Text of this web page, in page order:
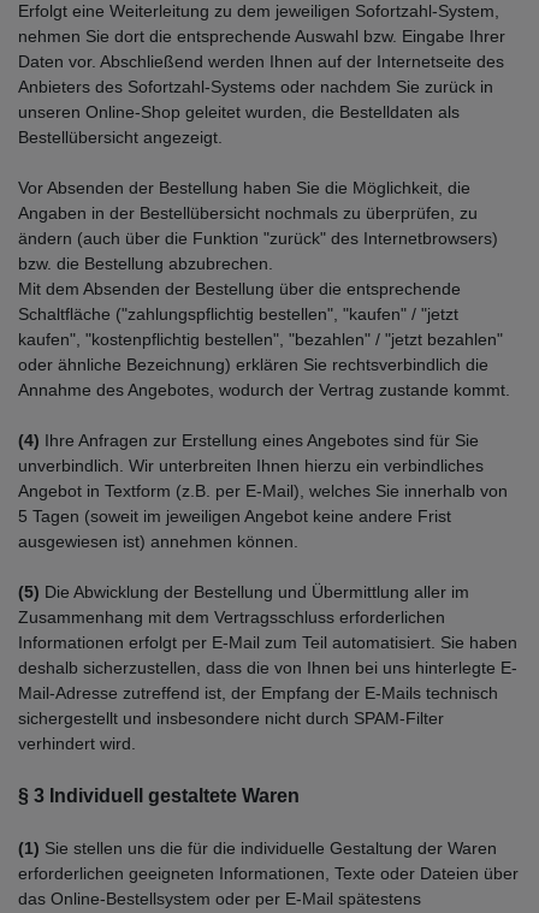
Erfolgt eine Weiterleitung zu dem jeweiligen Sofortzahl-System,
nehmen Sie dort die entsprechende Auswahl bzw. Eingabe Ihrer
Daten vor. Abschließend werden Ihnen auf der Internetseite des
Anbieters des Sofortzahl-Systems oder nachdem Sie zurück in
unseren Online-Shop geleitet wurden, die Bestelldaten als
Bestellübersicht angezeigt.
Vor Absenden der Bestellung haben Sie die Möglichkeit, die
Angaben in der Bestellübersicht nochmals zu überprüfen, zu
ändern (auch über die Funktion "zurück" des Internetbrowsers)
bzw. die Bestellung abzubrechen.
Mit dem Absenden der Bestellung über die entsprechende
Schaltfläche ("zahlungspflichtig bestellen", "kaufen" / "jetzt
kaufen", "kostenpflichtig bestellen", "bezahlen" / "jetzt bezahlen"
oder ähnliche Bezeichnung) erklären Sie rechtsverbindlich die
Annahme des Angebotes, wodurch der Vertrag zustande kommt.
(4) Ihre Anfragen zur Erstellung eines Angebotes sind für Sie
unverbindlich. Wir unterbreiten Ihnen hierzu ein verbindliches
Angebot in Textform (z.B. per E-Mail), welches Sie innerhalb von
5 Tagen (soweit im jeweiligen Angebot keine andere Frist
ausgewiesen ist) annehmen können.
(5) Die Abwicklung der Bestellung und Übermittlung aller im
Zusammenhang mit dem Vertragsschluss erforderlichen
Informationen erfolgt per E-Mail zum Teil automatisiert. Sie haben
deshalb sicherzustellen, dass die von Ihnen bei uns hinterlegte E-
Mail-Adresse zutreffend ist, der Empfang der E-Mails technisch
sichergestellt und insbesondere nicht durch SPAM-Filter
verhindert wird.
§ 3 Individuell gestaltete Waren
(1) Sie stellen uns die für die individuelle Gestaltung der Waren
erforderlichen geeigneten Informationen, Texte oder Dateien über
das Online-Bestellsystem oder per E-Mail spätestens